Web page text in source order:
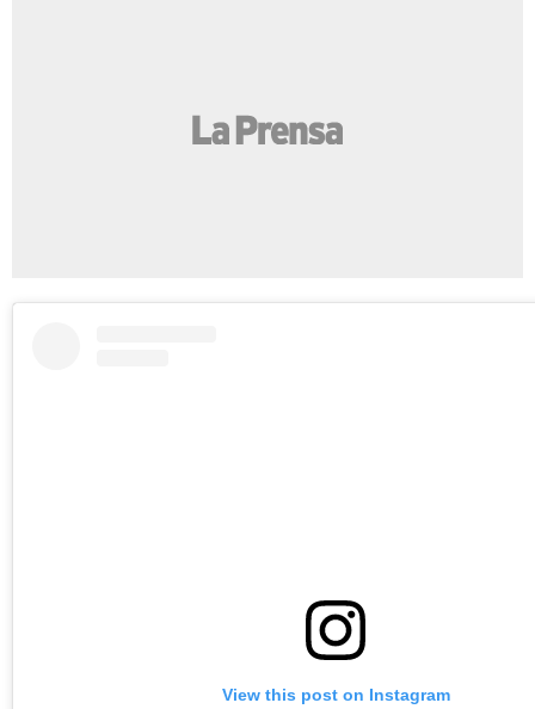
View this post on Instagram